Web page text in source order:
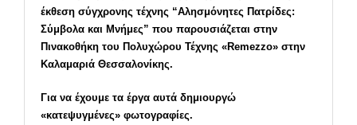
έκθεση σύγχρονης τέχνης “Αλησμόνητες Πατρίδες:
Σύμβολα και Μνήμες” που παρουσιάζεται στην
Πινακοθήκη του Πολυχώρου Τέχνης «Remezzo» στην
Καλαμαριά Θεσσαλονίκης.
Για να έχουμε τα έργα αυτά δημιουργώ
«κατεψυγμένες» φωτογραφίες.